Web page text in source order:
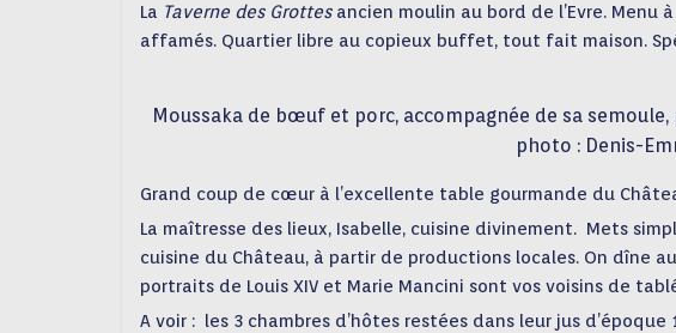
La Taverne des Grottesancien moulin au bord de l’Evre. Menu
affamés. Quartier libre au copieux buffet, tout fait maison.
Moussaka de bœuf et porc, accompagnée de sa
photo : Denis-
Grand coup de cœur à l’excellente table gourmande du
La maîtresse des lieux, Isabelle, cuisine divinement. Mets
cuisine du Château, à partir de productions locales. On dîne
portraits de Louis XIV et Marie Mancini sont vos voisins de
A voir : les 3 chambres d’hôtes restées dans leur jus d’époque